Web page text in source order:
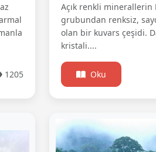
1205
Açık renkli minerallerin
grubundan renksiz,
olan bir kuvars çeşidi.
kristali....
Oku